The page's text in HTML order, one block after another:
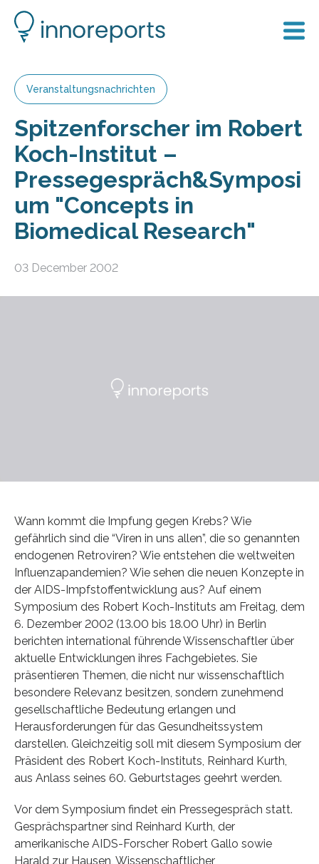
Veranstaltungsnachrichten
Spitzenforscher im Robert
Koch-Institut –
Pressegespräch&Symposi
um "Concepts in
Biomedical Research"
03 December 2002
Wann kommt die Impfung gegen Krebs? Wie
gefährlich sind die “Viren in uns allen”, die so genannten
endogenen Retroviren? Wie entstehen die weltweiten
Influenzapandemien? Wie sehen die neuen Konzepte in
der AIDS-Impfstoffentwicklung aus? Auf einem
Symposium des Robert Koch-Instituts am Freitag, dem
6. Dezember 2002 (13.00 bis 18.00 Uhr) in Berlin
berichten international führende Wissenschaftler über
aktuelle Entwicklungen ihres Fachgebietes. Sie
präsentieren Themen, die nicht nur wissenschaftlich
besondere Relevanz besitzen, sondern zunehmend
gesellschaftliche Bedeutung erlangen und
Herausforderungen für das Gesundheitssystem
darstellen. Gleichzeitig soll mit diesem Symposium der
Präsident des Robert Koch-Instituts, Reinhard Kurth,
aus Anlass seines 60. Geburtstages geehrt werden.
Vor dem Symposium findet ein Pressegespräch statt.
Gesprächspartner sind Reinhard Kurth, der
amerikanische AIDS-Forscher Robert Gallo sowie
Harald zur Hausen, Wissenschaftlicher